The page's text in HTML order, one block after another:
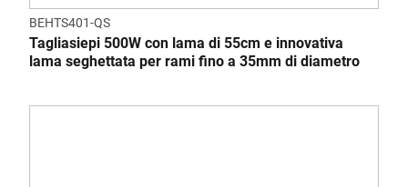
BEHTS401-QS
Tagliasiepi 500W con lama di 55cm e innovativa
lama seghettata per rami fino a 35mm di diametro